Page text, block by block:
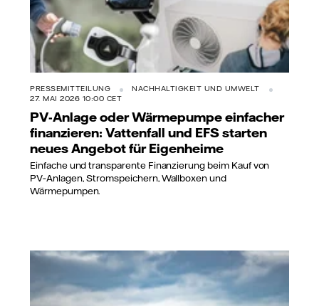
PRESSEMITTEILUNG
NACHHALTIGKEIT UND UMWELT
27. MAI 2026 10:00 CET
PV-Anlage oder Wärmepumpe einfacher
finanzieren: Vattenfall und EFS starten
neues Angebot für Eigenheime
Einfache und transparente Finanzierung beim Kauf von
PV‑Anlagen, Stromspeichern, Wallboxen und
Wärmepumpen.